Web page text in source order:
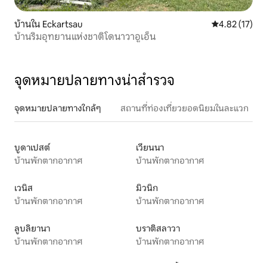
บ้านใน Eckartsau คะแนนเฉลี่ย
4.82 (17)
บ้านริมอุทยานแห่งชาติโดนาวาอูเอ็น
จุดหมายปลายทางน่าสำรวจ
จุดหมายปลายทางใกล้ๆ สถานที่ท่องเที่ยวยอดนิยมในละแวก
บูดาเปสต์
บ้านพักตากอากาศ
เวียนนา
บ้านพักตากอากาศ
เวนิส
บ้านพักตากอากาศ
มิวนิก
บ้านพักตากอากาศ
ลูบลิยานา
บ้านพักตากอากาศ
บราติสลาวา
บ้านพักตากอากาศ